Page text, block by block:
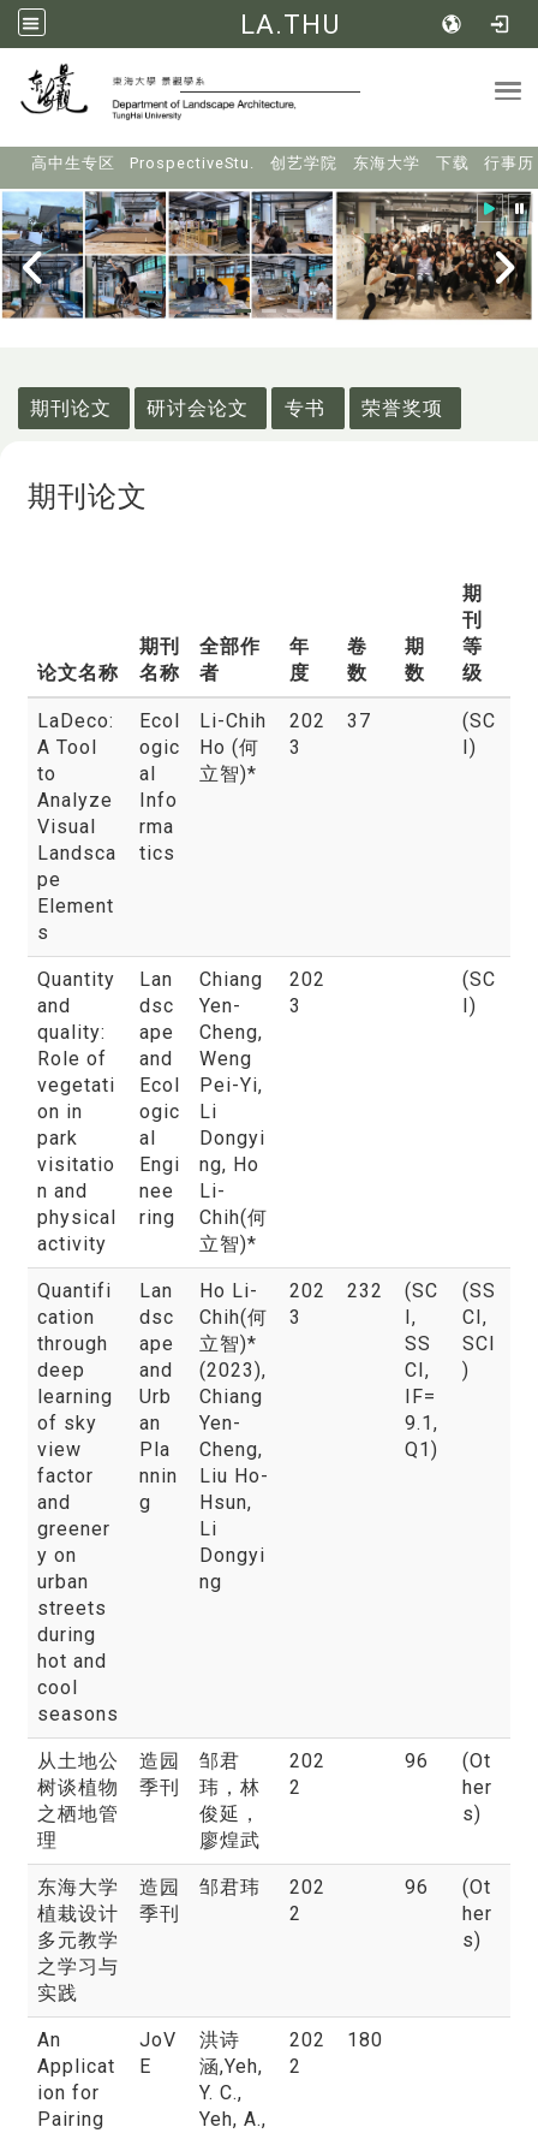
LA.THU
高中生专区 ProspectiveStu. 创艺学院 东海大学 下载 行事历
期刊论文
研讨会论文 专书 荣誉奖项
期刊论文
论文名称
期刊
名称
全部作
者
年
度
卷
数
期
数
期
刊
等
级
LaDeco:
A Tool
to
Analyze
Visual
Landsca
pe
Element
s
Ecol
ogic
al
Info
rma
tics
Li-Chih
Ho (何
立智)*
202
3
37
(SC
I)
Quantity
and
quality:
Role of
vegetati
on in
park
visitatio
n and
physical
activity
Lan
dsc
ape
and
Ecol
ogic
al
Engi
nee
ring
Chiang
Yen-
Cheng,
Weng
Pei-Yi,
Li
Dongyi
ng, Ho
Li-
Chih(何
立智)*
202
3
(SC
I)
Quantifi
cation
through
deep
learning
of sky
view
factor
and
greener
y on
urban
streets
during
hot and
cool
seasons
Lan
dsc
ape
and
Urb
an
Pla
nnin
g
Ho Li-
Chih(何
立智)*
(2023),
Chiang
Yen-
Cheng,
Liu Ho-
Hsun,
Li
Dongyi
ng
202
3
232
(SC
I,
SS
CI,
IF=
9.1,
Q1)
(SS
CI,
SCI
)
从土地公
树谈植物
之栖地管
理
造园
季刊
邹君
玮 ，林
俊延，
廖煌武
202
2
96
(Ot
her
s)
东海大学
植栽设计
多元教学
之学习与
实践
造园
季刊
邹君玮
202
2
96
(Ot
her
s)
An
Applicat
ion for
Pairing
JoV
E
洪诗
涵,Yeh,
Y. C.,
Yeh, A.,
202
2
180